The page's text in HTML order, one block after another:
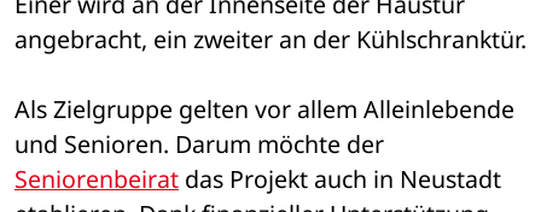
angebracht, ein zweiter an der Kühlschranktür.
Als Zielgruppe gelten vor allem Alleinlebende
Seniorenbeirat das Projekt auch in Neustadt